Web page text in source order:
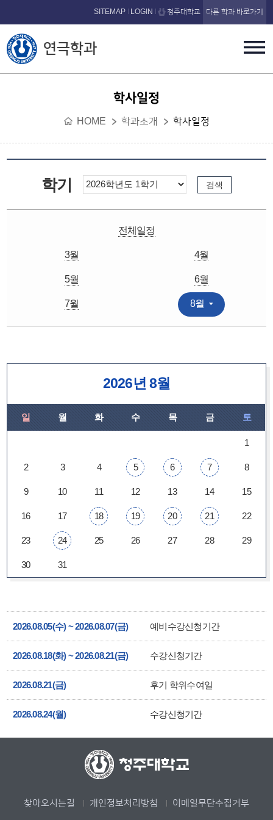
본문 바로가기
연극학과
SITEMAP LOGIN 청주대학교 다른 학과 바로가기
학사일정
HOME 학과소개 학사일정
학기
전체일정
3월 4월
5월 6월
7월 8월
2026년 8월
일 월 화 수 목 금 토
1
2 3 4 5 6 7 8
9 10 11 12 13 14 15
16 17 18 19 20 21 22
23 24 25 26 27 28 29
30 31
2026.08.05(수) ~ 2026.08.07(금) 예비수강신청기간
2026.08.18(화) ~ 2026.08.21(금) 수강신청기간
2026.08.21(금) 후기 학위수여일
2026.08.24(월) 수강신청기간
찾아오시는길 개인정보처리방침 이메일무단수집거부